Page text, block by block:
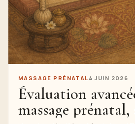
MASSAGE PRÉNATAL 4 JUIN 2026
Évaluation
massage